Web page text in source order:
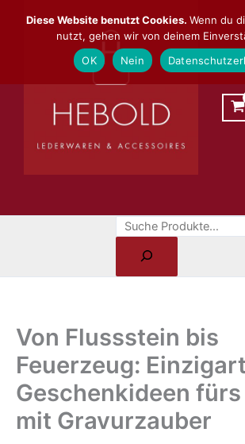
Inhalt
Von Flussstein bis
Feuerzeug:
Geschenkideen
mit Gravurzauber
Diese Website benutzt Cookies. Wenn du
nutzt, gehen wir von deinem
OK
Nein